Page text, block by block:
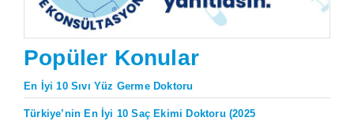
Popüler Konular
En İyi 10 Sıvı Yüz Germe Doktoru
Türkiye’nin En İyi 10 Saç Ekimi Doktoru (2025